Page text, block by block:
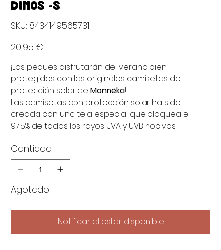
DINOS -S
SKU: 8434149565731
8434149565731
20,95 €
¡Los peques disfrutarán del verano bien
protegidos con las originales camisetas de
protección solar deMonnëka!
Las camisetas con protección solar ha sido
creada con una tela especial que bloquea el
97.5% de todos los rayos UVA y UVB nocivos.
Cantidad
Agotado
Notificar al estar disponible